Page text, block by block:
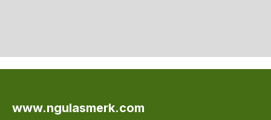
www.ngulasmerk.com